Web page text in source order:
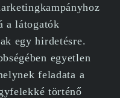
a látogatók
egy hirdetésre.
egyetlen
feladata a
történő